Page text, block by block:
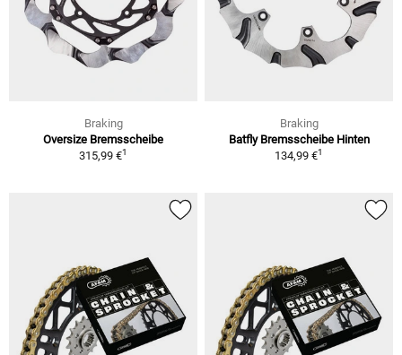
Braking
Oversize Bremsscheibe
315,99 €1
Braking
Batfly Bremsscheibe Hinten
134,99 €1